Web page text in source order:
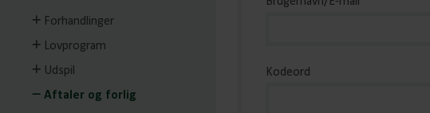
Forhandlinger
Lovprogram
Udspil
Aftaler og forlig
Kodeord